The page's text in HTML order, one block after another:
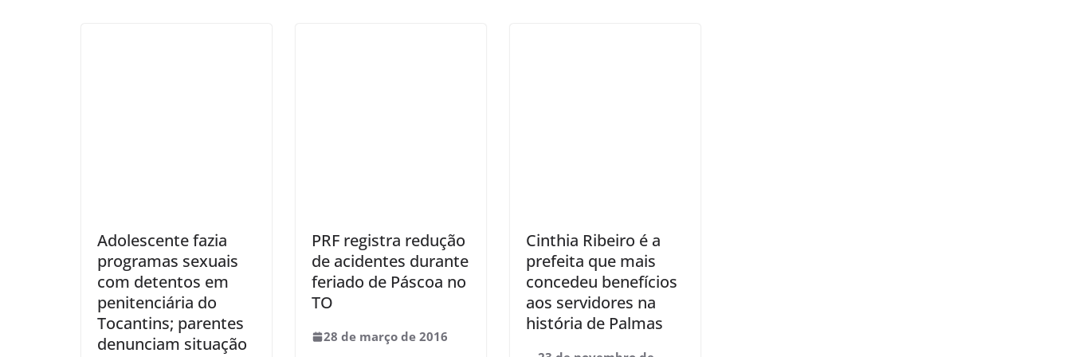
Adolescente fazia
programas sexuais
com detentos em
penitenciária do
Tocantins; parentes
denunciam situação
PRF registra redução
de acidentes durante
feriado de Páscoa no
TO
28 de março de 2016
Cinthia Ribeiro é a
prefeita que mais
concedeu benefícios
aos servidores na
história de Palmas